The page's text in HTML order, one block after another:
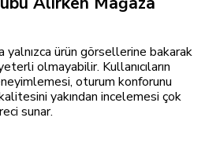
yalnızca ürün görsellerine bakarak
olmayabilir. Kullanıcıların
oturum konforunu
yakından incelemesi çok
sunar.